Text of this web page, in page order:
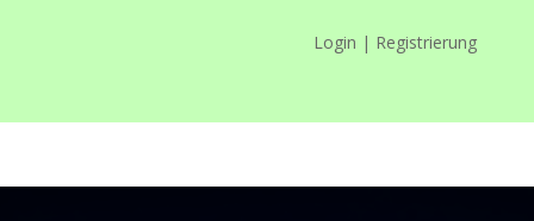
Login | Registrierung